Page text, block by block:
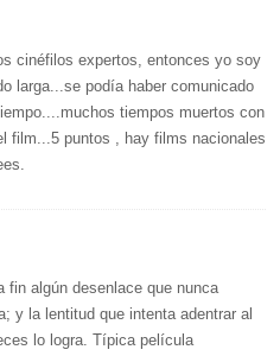
cinéfilos expertos, entonces yo soy
larga...se podía haber comunicado
tiempos muertos con
film...5 puntos , hay films nacionales
fin algún desenlace que nunca
y la lentitud que intenta adentrar al
lo logra. Típica película